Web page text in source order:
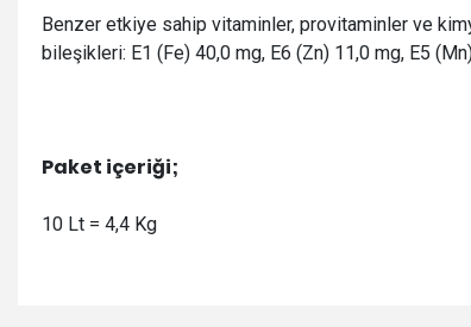
Benzer etkiye sahip vitaminler, provitaminler ve
bileşikleri: E1 (Fe) 40,0 mg, E6 (Zn) 11,0 mg, E5
Paket içeriği;
10 Lt = 4,4 Kg